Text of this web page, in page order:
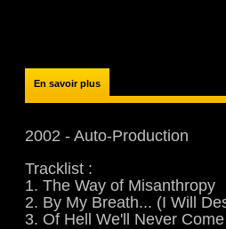
En savoir plus
2002 - Auto-Production
Tracklist :
1. The Way of Misanthropy
2. By My Breath... (I Will
3. Of Hell We'll Never